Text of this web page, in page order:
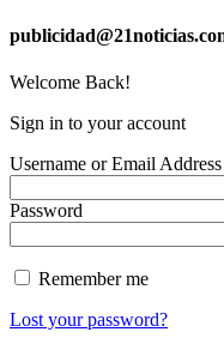
Welcome Back!
Sign in to your account
Username or Email Address
Password
Remember me
Lost your password?